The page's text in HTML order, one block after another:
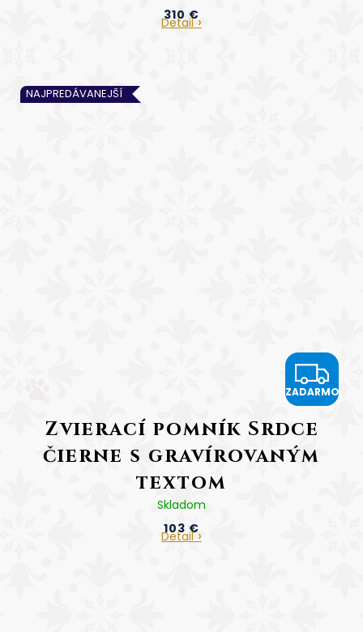
310 €
Detail
NAJPREDÁVANEJŠÍ
Z
A
ZADARMO
Zvierací pomník Srdce
čierne s gravírovaným
textom
Cena vrátane gravírovania
Skladom
103 €
Detail